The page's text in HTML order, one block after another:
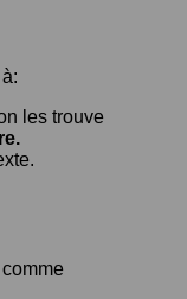
les trouve